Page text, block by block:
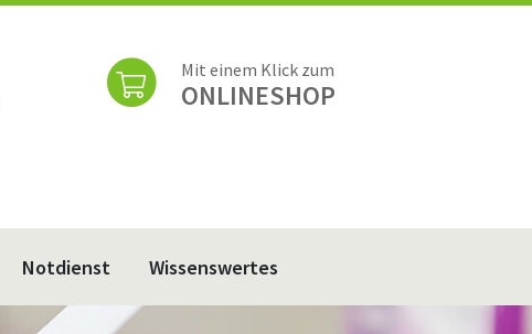
Mit einem Klick zum
ONLINESHOP
Notdienst Wissenswertes